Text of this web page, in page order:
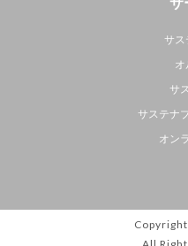
サス
サ
サステナ
オン